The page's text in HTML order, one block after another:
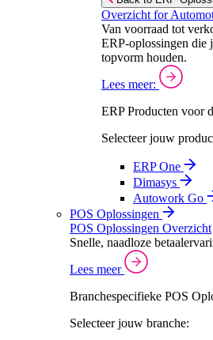
Overzicht for
Van voorraad tot
ERP-oplossingen die
topvorm houden.
Lees meer:
ERP Producten voor
Selecteer jouw
ERP One
Dimasys
Autowork Go
POS Oplossingen
POS Oplossingen Overzicht
Snelle, naadloze
Lees meer
Branchespecifieke POS
Selecteer jouw branche: